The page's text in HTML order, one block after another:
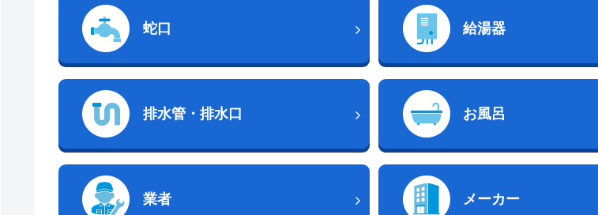
蛇口 給湯器
排水管・排水口 お風呂
業者 メーカー